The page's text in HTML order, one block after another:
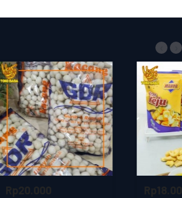
‹ ›